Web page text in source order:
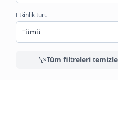
Etkinlik türü
Tümü
Tüm filtreleri temizle